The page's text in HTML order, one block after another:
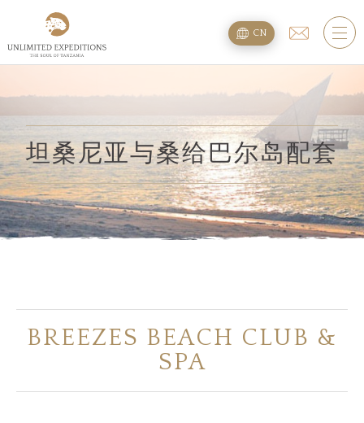
SAFARI旅游配套
海滩度假附加项
规划
疑问
关于我们
坦桑尼亚与桑给巴尔岛配套
BREEZES BEACH CLUB &
SPA
CN